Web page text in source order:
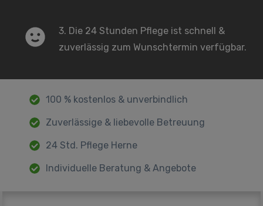
3. Die 24 Stunden Pflege ist schnell &
zuverlässig zum Wunschtermin verfügbar.
100 % kostenlos & unverbindlich
Zuverlässige & liebevolle Betreuung
24 Std. Pflege Herne
Individuelle Beratung & Angebote